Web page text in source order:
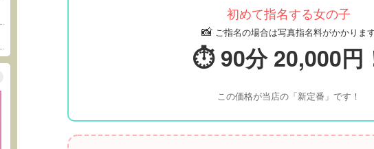
初めて指名する女の子
📸 ご指名の場合は写真指名料がかかりま
⏱️ 90分 20,000円
この価格が当店の「新定番」です！